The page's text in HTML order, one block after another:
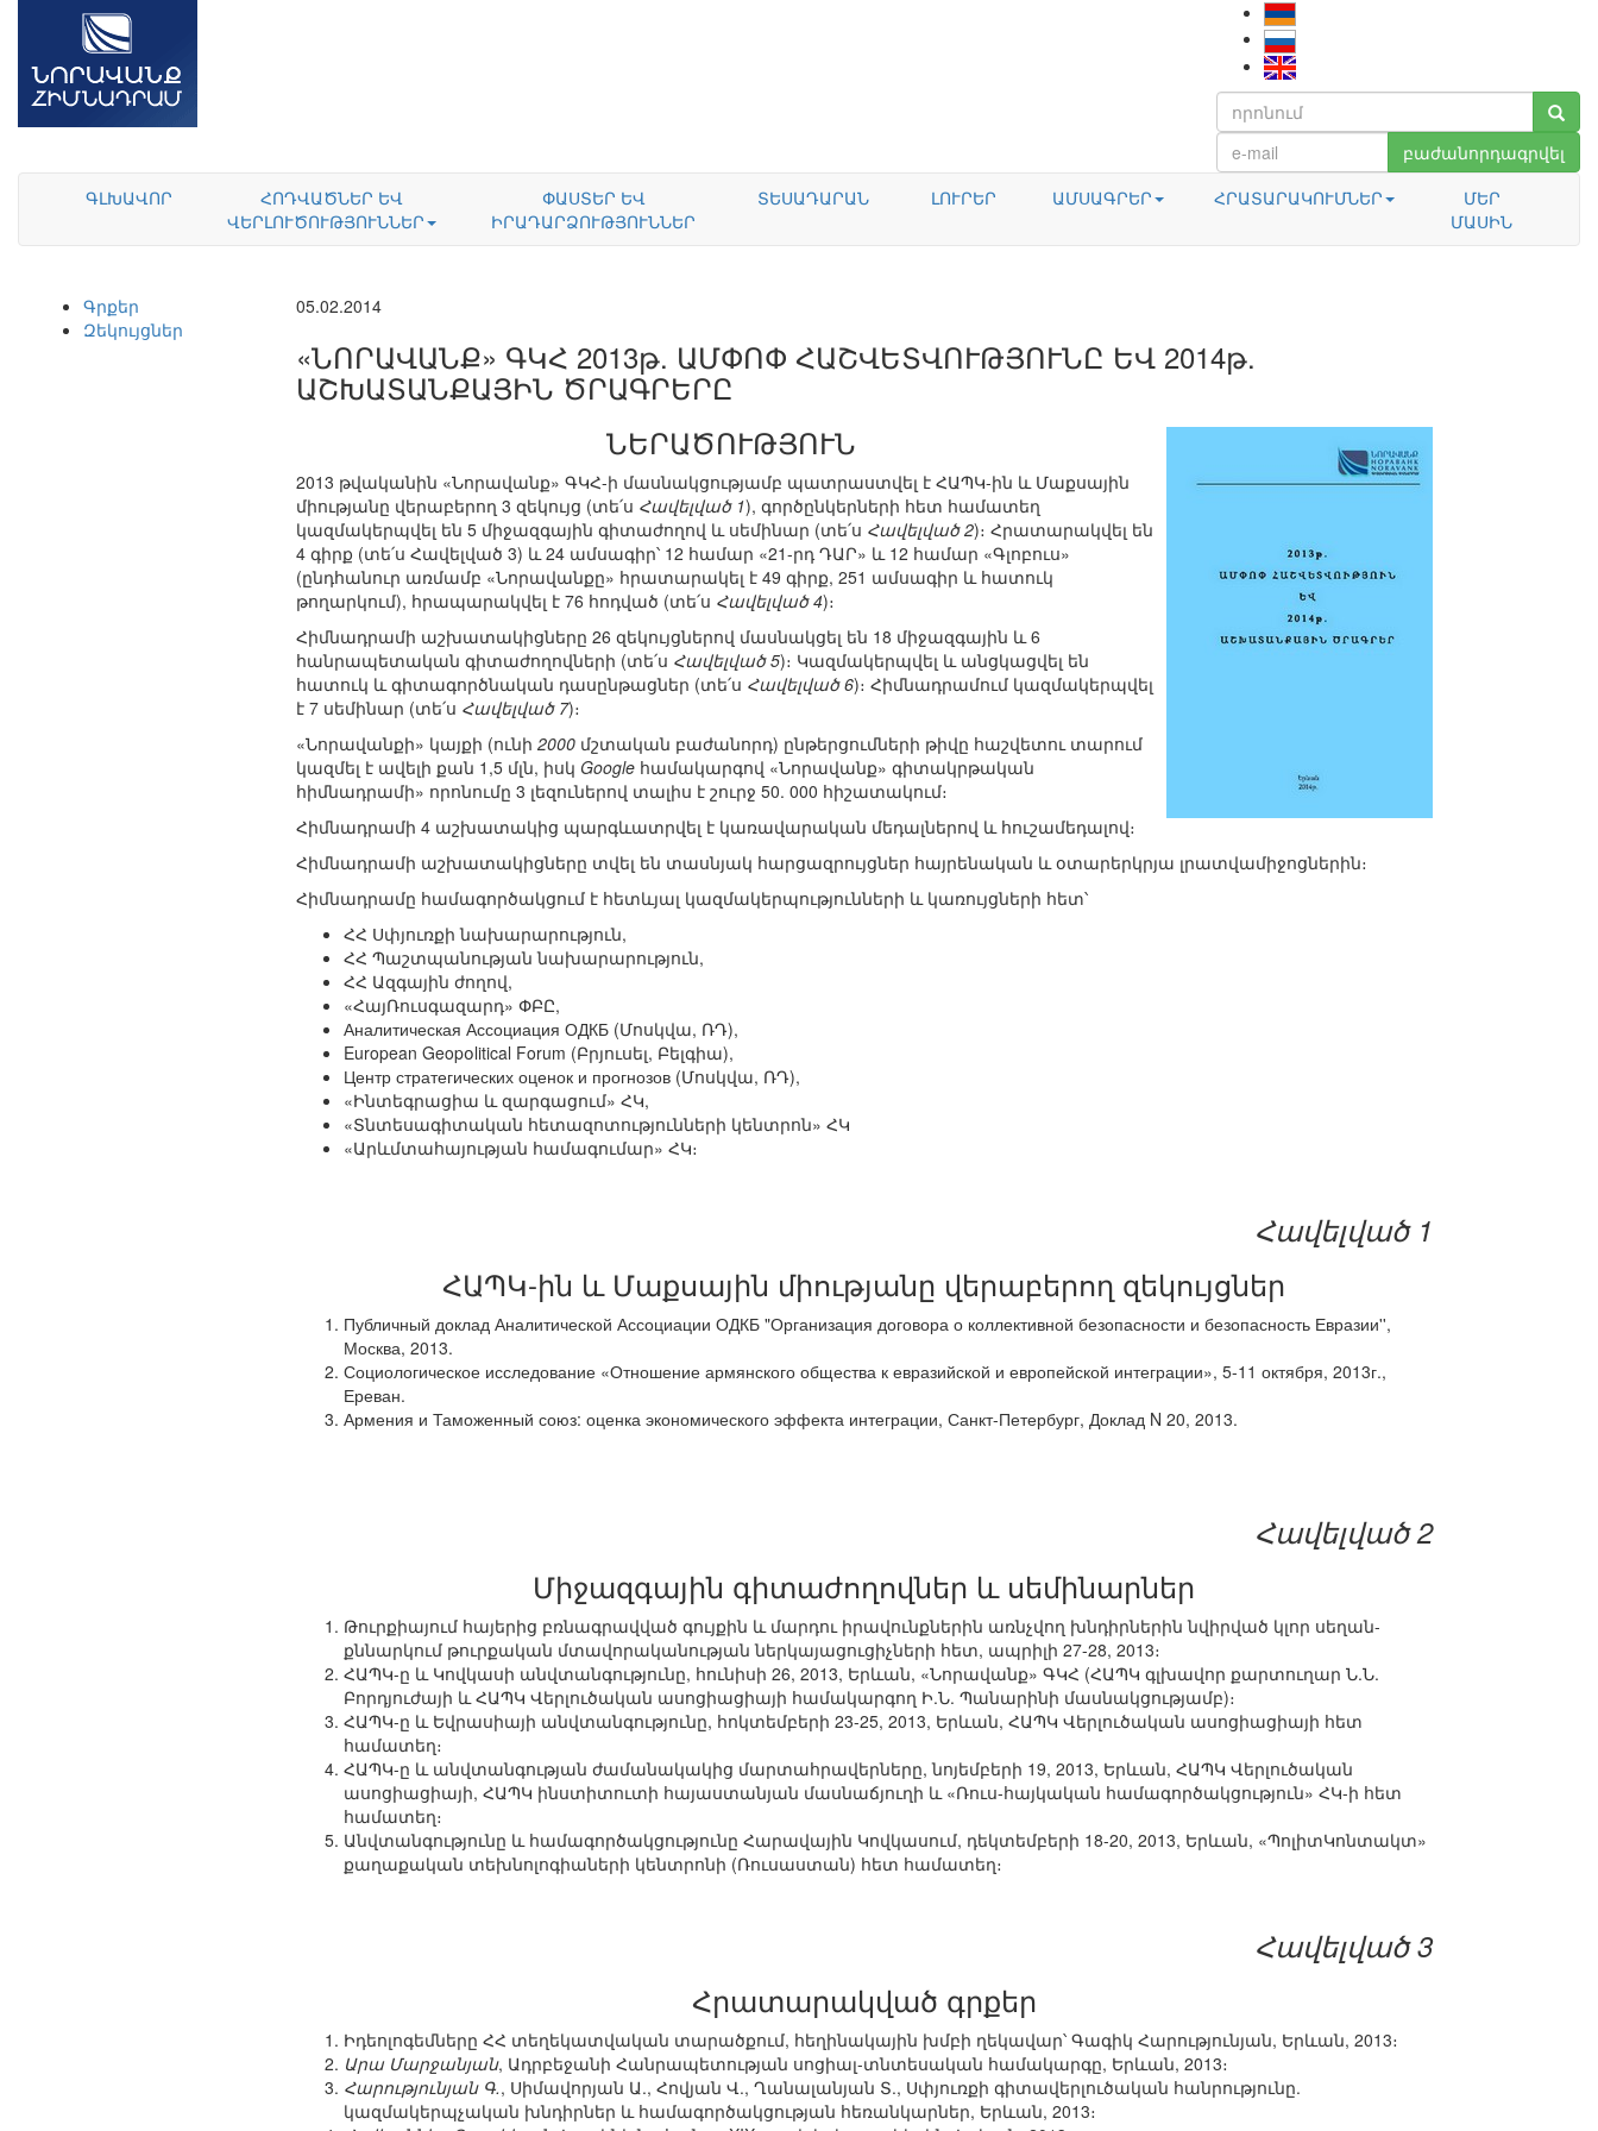
բաժանորդագրվել
ԳԼԽԱՎՈՐ
ՀՈԴՎԱԾՆԵՐ ԵՎ
ՎԵՐԼՈՒԾՈՒԹՅՈՒՆՆԵՐ
ՓԱՍՏԵՐ ԵՎ
ԻՐԱԴԱՐՁՈՒԹՅՈՒՆՆԵՐ
ՏԵՍԱԴԱՐԱՆ ԼՈՒՐԵՐ ԱՄՍԱԳՐԵՐ ՀՐԱՏԱՐԱԿՈՒՄՆԵՐ
ՄԵՐ
ՄԱՍԻՆ
Գրքեր
Զեկույցներ
05.02.2014
«ՆՈՐԱՎԱՆՔ» ԳԿՀ 2013թ. ԱՄՓՈՓ ՀԱՇՎԵՏՎՈՒԹՅՈՒՆԸ ԵՎ 2014թ.
ԱՇԽԱՏԱՆՔԱՅԻՆ ԾՐԱԳՐԵՐԸ
ՆԵՐԱԾՈՒԹՅՈՒՆ
2013 թվականին «Նորավանք» ԳԿՀ-ի մասնակցությամբ պատրաստվել է ՀԱՊԿ-ին և Մաքսային
միությանը վերաբերող 3 զեկույց (տե՛ս Հավելված 1), գործընկերների հետ համատեղ
կազմակերպվել են 5 միջազգային գիտաժողով և սեմինար (տե՛ս Հավելված 2)։ Հրատարակվել են
4 գիրք (տե՛ս Հավելված 3) և 24 ամսագիր՝ 12 համար «21-րդ ԴԱՐ» և 12 համար «Գլոբուս»
(ընդհանուր առմամբ «Նորավանքը» հրատարակել է 49 գիրք, 251 ամսագիր և հատուկ
թողարկում), հրապարակվել է 76 հոդված (տե՛ս Հավելված 4)։
Հիմնադրամի աշխատակիցները 26 զեկույցներով մասնակցել են 18 միջազգային և 6
հանրապետական գիտաժողովների (տե՛ս Հավելված 5)։ Կազմակերպվել և անցկացվել են
հատուկ և գիտագործնական դասընթացներ (տե՛ս Հավելված 6)։ Հիմնադրամում կազմակերպվել
է 7 սեմինար (տե՛ս Հավելված 7)։
«Նորավանքի» կայքի (ունի 2000 մշտական բաժանորդ) ընթերցումների թիվը հաշվետու տարում
կազմել է ավելի քան 1,5 մլն, իսկ Google համակարգով «Նորավանք» գիտակրթական
հիմնադրամի» որոնումը 3 լեզուներով տալիս է շուրջ 50. 000 հիշատակում։
Հիմնադրամի 4 աշխատակից պարգևատրվել է կառավարական մեդալներով և հուշամեդալով։
Հիմնադրամի աշխատակիցները տվել են տասնյակ հարցազրույցներ հայրենական և օտարերկրյա լրատվամիջոցներին։
Հիմնադրամը համագործակցում է հետևյալ կազմակերպությունների և կառույցների հետ՝
ՀՀ Սփյուռքի նախարարություն,
ՀՀ Պաշտպանության նախարարություն,
ՀՀ Ազգային ժողով,
«ՀայՌուսգազարդ» ՓԲԸ,
Аналитическая Ассоциация ОДКБ (Մոսկվա, ՌԴ),
European Geopօlitical Forum (Բրյուսել, Բելգիա),
Центр стратегических оценок и прогнозов (Մոսկվա, ՌԴ),
«Ինտեգրացիա և զարգացում» ՀԿ,
«Տնտեսագիտական հետազոտությունների կենտրոն» ՀԿ
«Արևմտահայության համագումար» ՀԿ։
Հավելված 1
ՀԱՊԿ-ին և Մաքսային միությանը վերաբերող զեկույցներ
Публичный доклад Аналитической Ассоциации ОДКБ "Организация договора о коллективной безопасности и безопасность Евразии'',
Москва, 2013.
Социологическое исследование «Отношение армянского общества к евразийской и европейской интеграции», 5-11 октября, 2013г.,
Ереван.
Армения и Таможенный союз: оценка экономического эффекта интеграции, Санкт-Петербург, Доклад N 20, 2013.
Հավելված 2
Միջազգային գիտաժողովներ և սեմինարներ
Թուրքիայում հայերից բռնագրավված գույքին և մարդու իրավունքներին առնչվող խնդիրներին նվիրված կլոր սեղան-
քննարկում թուրքական մտավորականության ներկայացուցիչների հետ, ապրիլի 27-28, 2013։
ՀԱՊԿ-ը և Կովկասի անվտանգությունը, հունիսի 26, 2013, Երևան, «Նորավանք» ԳԿՀ (ՀԱՊԿ գլխավոր քարտուղար Ն.Ն.
Բորդյուժայի և ՀԱՊԿ Վերլուծական ասոցիացիայի համակարգող Ի.Ն. Պանարինի մասնակցությամբ)։
ՀԱՊԿ-ը և Եվրասիայի անվտանգությունը, հոկտեմբերի 23-25, 2013, Երևան, ՀԱՊԿ Վերլուծական ասոցիացիայի հետ
համատեղ։
ՀԱՊԿ-ը և անվտանգության ժամանակակից մարտահրավերները, նոյեմբերի 19, 2013, Երևան, ՀԱՊԿ Վերլուծական
ասոցիացիայի, ՀԱՊԿ ինստիտուտի հայաստանյան մասնաճյուղի և «Ռուս-հայկական համագործակցություն» ՀԿ-ի հետ
համատեղ։
Անվտանգությունը և համագործակցությունը Հարավային Կովկասում, դեկտեմբերի 18-20, 2013, Երևան, «ՊոլիտԿոնտակտ»
քաղաքական տեխնոլոգիաների կենտրոնի (Ռուսաստան) հետ համատեղ։
Հավելված 3
Հրատարակված գրքեր
Իդեոլոգեմները ՀՀ տեղեկատվական տարածքում, հեղինակային խմբի ղեկավար՝ Գագիկ Հարությունյան, Երևան, 2013։
Արա Մարջանյան, Ադրբեջանի Հանրապետության սոցիալ-տնտեսական համակարգը, Երևան, 2013։
Հարությունյան Գ., Սիմավորյան Ա., Հովյան Վ., Ղանալանյան Տ., Սփյուռքի գիտավերլուծական հանրությունը.
կազմակերպչական խնդիրներ և համագործակցության հեռանկարներ, Երևան, 2013։